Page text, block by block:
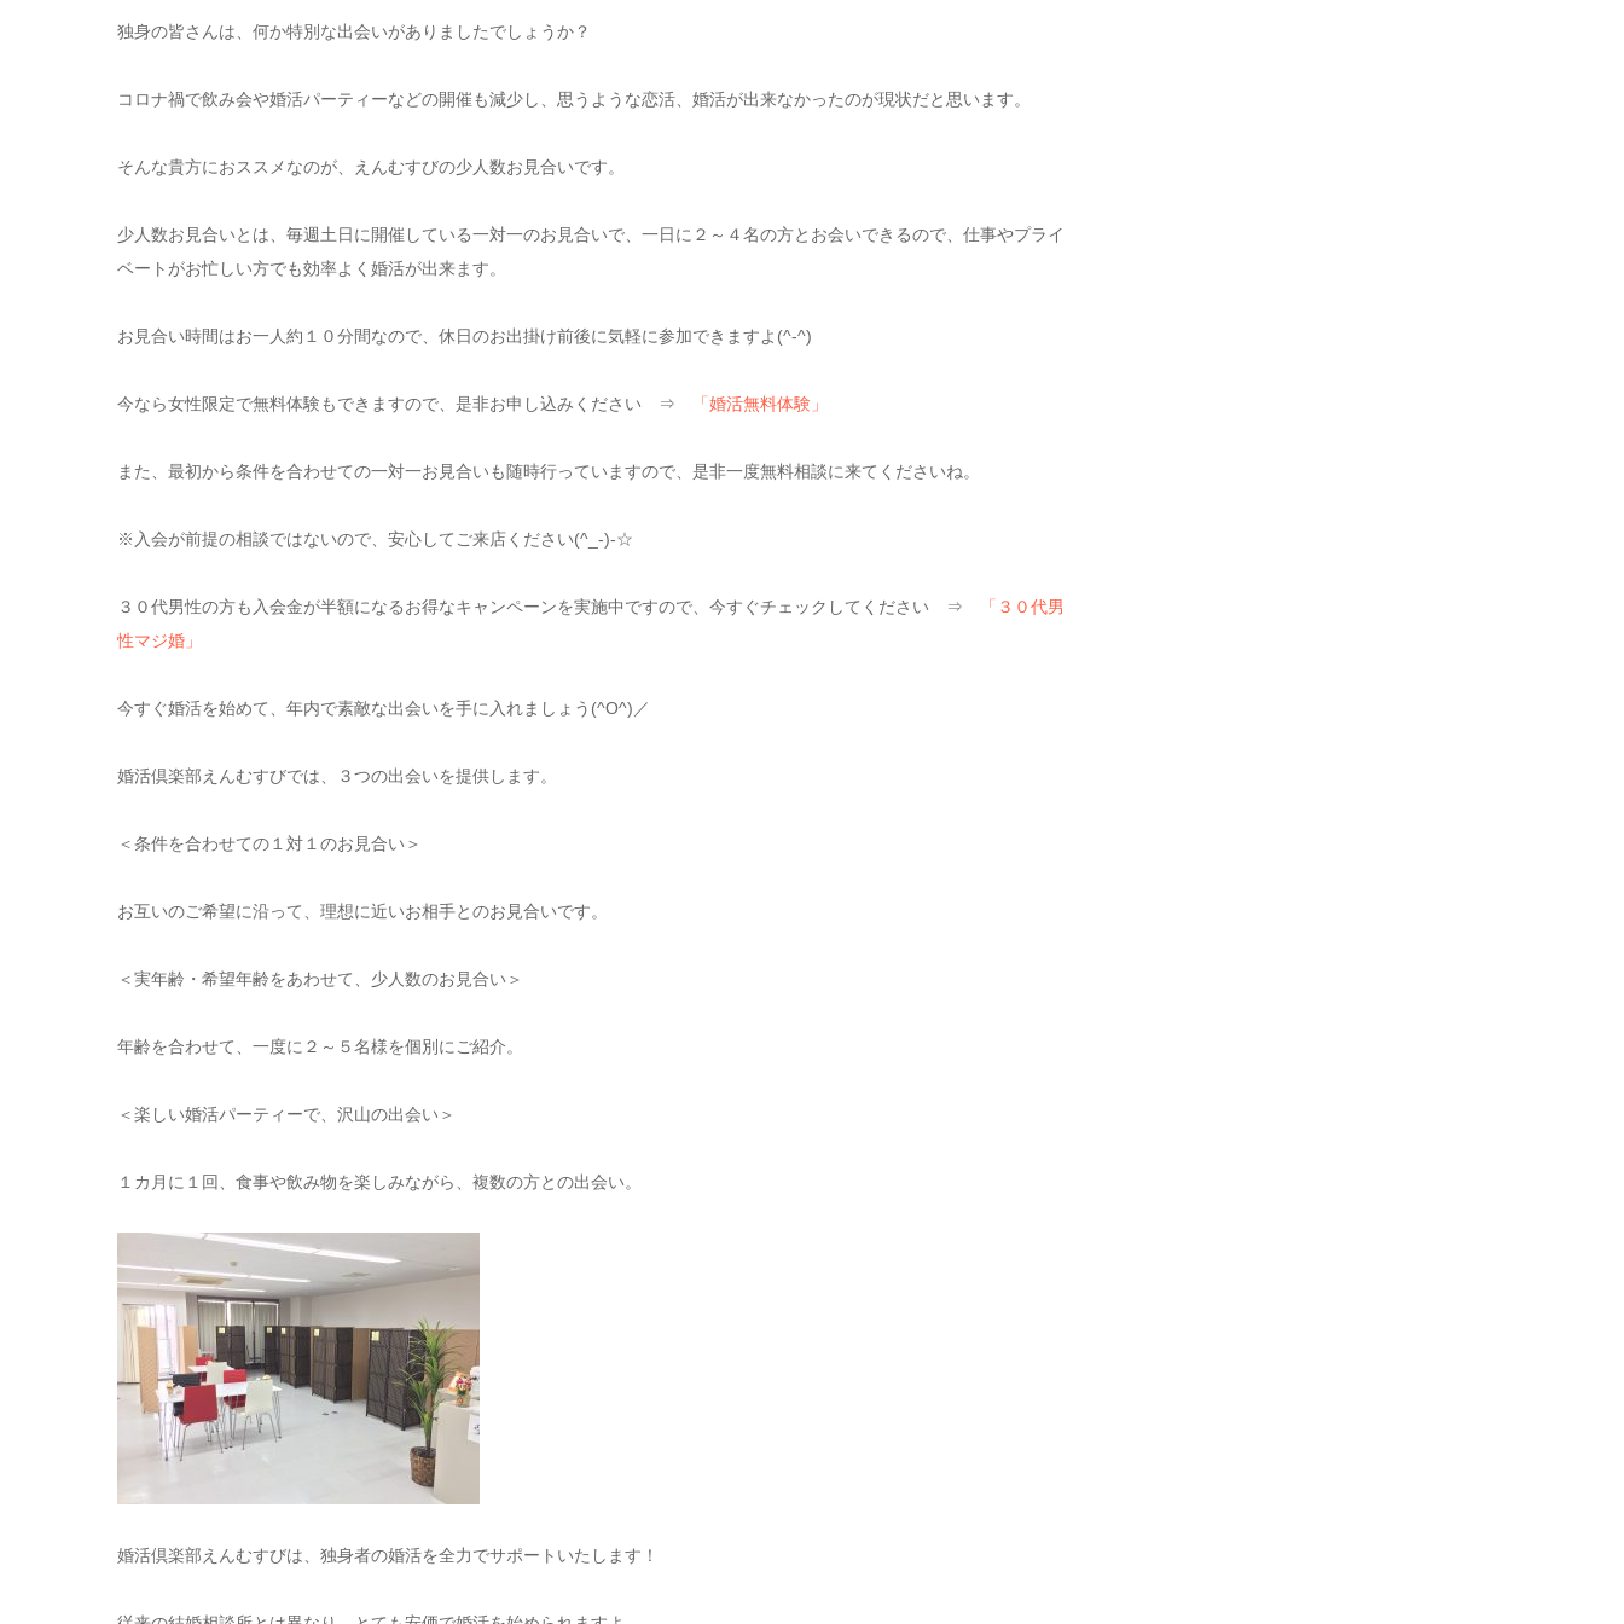
独身の皆さんは、何か特別な出会いがありましたでしょうか？
コロナ禍で飲み会や婚活パーティーなどの開催も減少し、思うような恋活、婚活が出来なかったのが現状だと思います。
そんな貴方におススメなのが、えんむすびの少人数お見合いです。
少人数お見合いとは、毎週土日に開催している一対一のお見合いで、一日に２～４名の方とお会いできるので、仕事やプライ
ベートがお忙しい方でも効率よく婚活が出来ます。
お見合い時間はお一人約１０分間なので、休日のお出掛け前後に気軽に参加できますよ(^-^)
今なら女性限定で無料体験もできますので、是非お申し込みください ⇒ 「婚活無料体験」
また、最初から条件を合わせての一対一お見合いも随時行っていますので、是非一度無料相談に来てくださいね。
※入会が前提の相談ではないので、安心してご来店ください(^_-)-☆
３０代男性の方も入会金が半額になるお得なキャンペーンを実施中ですので、今すぐチェックしてください ⇒
「３０代男
性マジ婚」
今すぐ婚活を始めて、年内で素敵な出会いを手に入れましょう(^O^)／
婚活倶楽部えんむすびでは、３つの出会いを提供します。
＜条件を合わせての１対１のお見合い＞
お互いのご希望に沿って、理想に近いお相手とのお見合いです。
＜実年齢・希望年齢をあわせて、少人数のお見合い＞
年齢を合わせて、一度に２～５名様を個別にご紹介。
＜楽しい婚活パーティーで、沢山の出会い＞
１カ月に１回、食事や飲み物を楽しみながら、複数の方との出会い。
婚活倶楽部えんむすびは、独身者の婚活を全力でサポートいたします！